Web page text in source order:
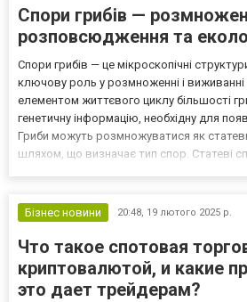
Спори грибів —
розповсюдження та
Спори грибів — це мікроскопічні
ключову роль у розмноженні і
елементом життєвого циклу більшості
генетичну інформацію, необхідну для
Гриби можуть розмножуватися як
шляхом, що визначає тип спор. Статеві
Бізнес новини
20:48, 19 лютого 2025 р.
Что такое спотовая
криптовалютой, и какие
это дает трейдерам?